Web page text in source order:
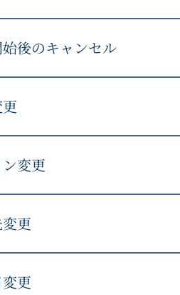
後のキャンセル
場合があります。
変更
更が発生する場合があります。
更
や遅延が発生する場合があります。
更